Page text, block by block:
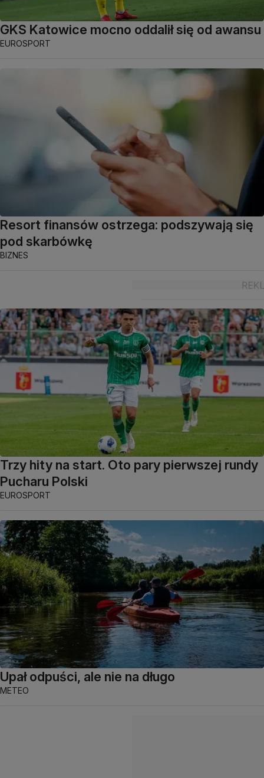
GKS Katowice mocno oddalił się od awansu
EUROSPORT
Resort finansów ostrzega: podszywają się
pod skarbówkę
BIZNES
Trzy hity na start. Oto pary pierwszej rundy
Pucharu Polski
EUROSPORT
Upał odpuści, ale nie na długo
METEO